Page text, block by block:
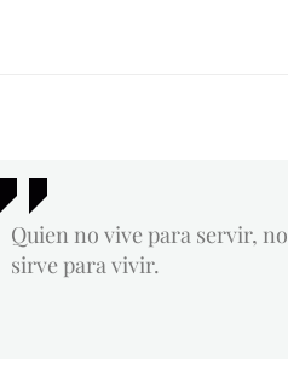
Quien no vive para servir, no
sirve para vivir.